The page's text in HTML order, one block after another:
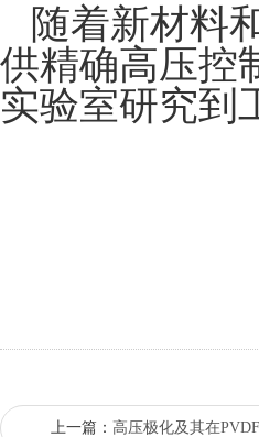
随着新材料
供精确高压控
实验室研究到
上一篇： 高压极化及其在